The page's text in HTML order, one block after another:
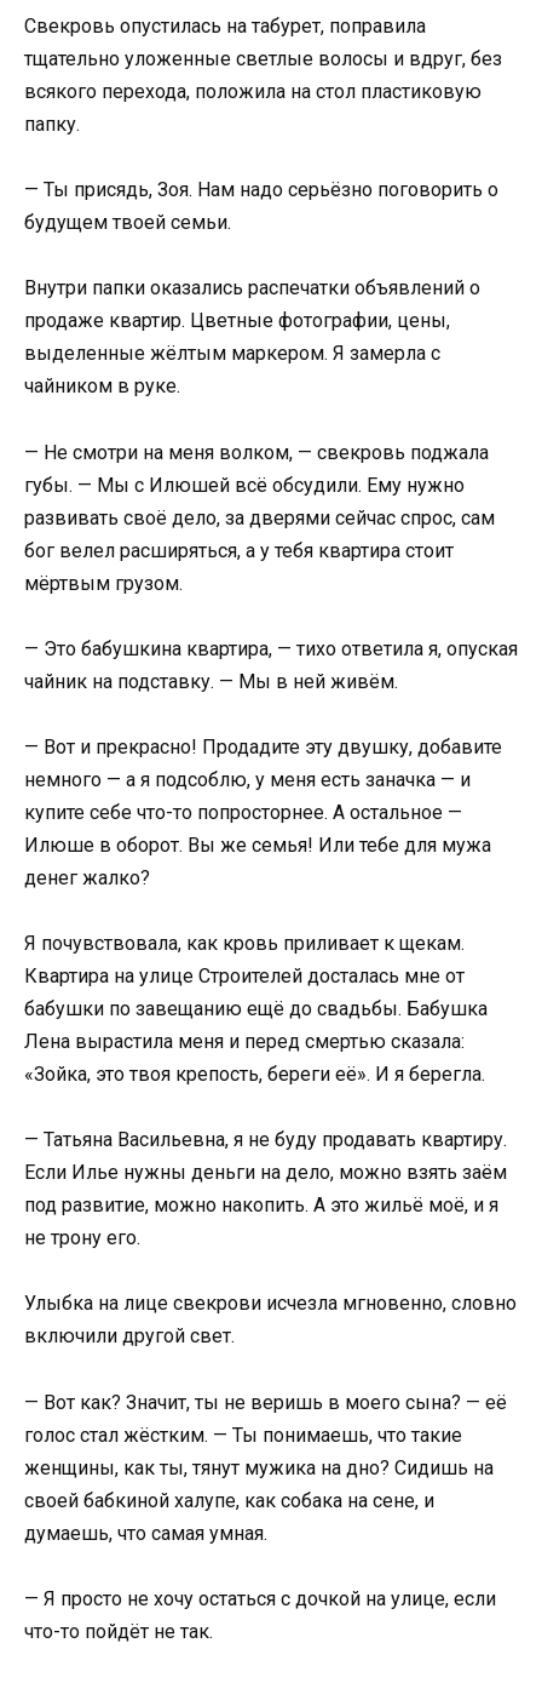
Свекровь опустилась на табурет, поправила
тщательно уложенные светлые волосы и вдруг, без
всякого перехода, положила на стол пластиковую
папку.
— Ты присядь, Зоя. Нам надо серьёзно поговорить о
будущем твоей семьи.
Внутри папки оказались распечатки объявлений о
продаже квартир. Цветные фотографии, цены,
выделенные жёлтым маркером. Я замерла с
чайником в руке.
— Не смотри на меня волком, — свекровь поджала
губы. — Мы с Илюшей всё обсудили. Ему нужно
развивать своё дело, за дверями сейчас спрос, сам
бог велел расширяться, а у тебя квартира стоит
мёртвым грузом.
— Это бабушкина квартира, — тихо ответила я, опуская
чайник на подставку. — Мы в ней живём.
— Вот и прекрасно! Продадите эту двушку, добавите
немного — а я подсоблю, у меня есть заначка — и
купите себе что-то попросторнее. А остальное —
Илюше в оборот. Вы же семья! Или тебе для мужа
денег жалко?
Я почувствовала, как кровь приливает к щекам.
Квартира на улице Строителей досталась мне от
бабушки по завещанию ещё до свадьбы. Бабушка
Лена вырастила меня и перед смертью сказала:
«Зойка, это твоя крепость, береги её». И я берегла.
— Татьяна Васильевна, я не буду продавать квартиру.
Если Илье нужны деньги на дело, можно взять заём
под развитие, можно накопить. А это жильё моё, и я
не трону его.
Улыбка на лице свекрови исчезла мгновенно, словно
включили другой свет.
— Вот как? Значит, ты не веришь в моего сына? — её
голос стал жёстким. — Ты понимаешь, что такие
женщины, как ты, тянут мужика на дно? Сидишь на
своей бабкиной халупе, как собака на сене, и
думаешь, что самая умная.
— Я просто не хочу остаться с дочкой на улице, если
что-то пойдёт не так.